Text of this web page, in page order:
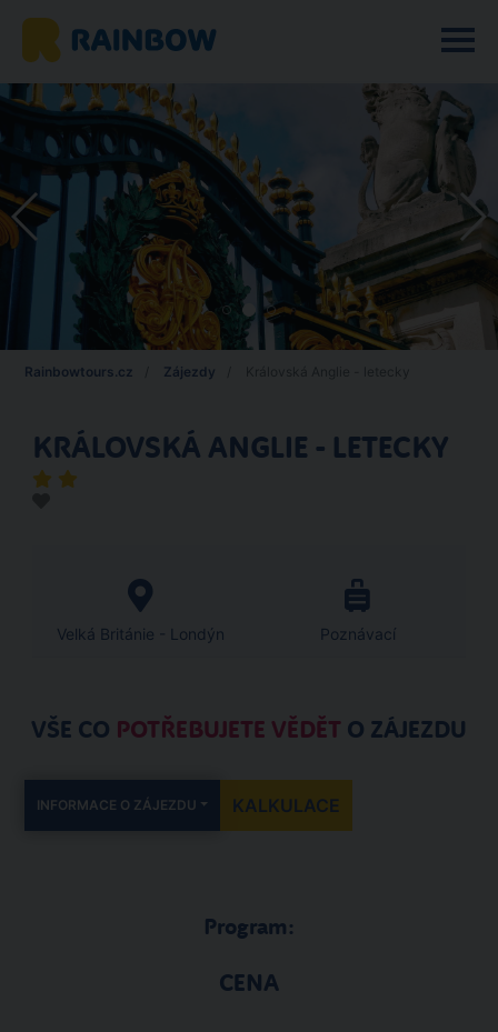
Rainbowtours.cz Zájezdy
KRÁLOVSKÁ ANGLIE - LETECKY
Velká Británie - Londýn Poznávací
VŠE CO POTŘEBUJETE VĚDĚT O ZÁJEZDU
INFORMACE O ZÁJEZDU KALKULACE
Program:
CENA